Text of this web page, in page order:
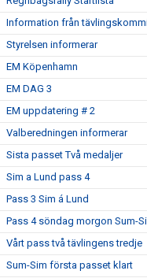
Information från
Styrelsen informerar
EM Köpenhamn
EM DAG 3
EM uppdatering # 2
Valberedningen informerar
Sista passet Två medaljer
Sim a Lund pass 4
Pass 3 Sim á Lund
Pass 4 söndag morgon Sum-
Vårt pass två tävlingens tredje
Sum-Sim första passet klart